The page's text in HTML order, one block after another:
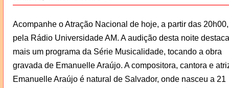
Acompanhe o Atração Nacional de hoje, a partir das 20h00,
pela Rádio Universidade AM. A audição desta noite destaca
mais um programa da Série Musicalidade, tocando a obra
gravada de Emanuelle Araújo. A compositora, cantora e
Emanuelle Araújo é natural de Salvador, onde nasceu a 21